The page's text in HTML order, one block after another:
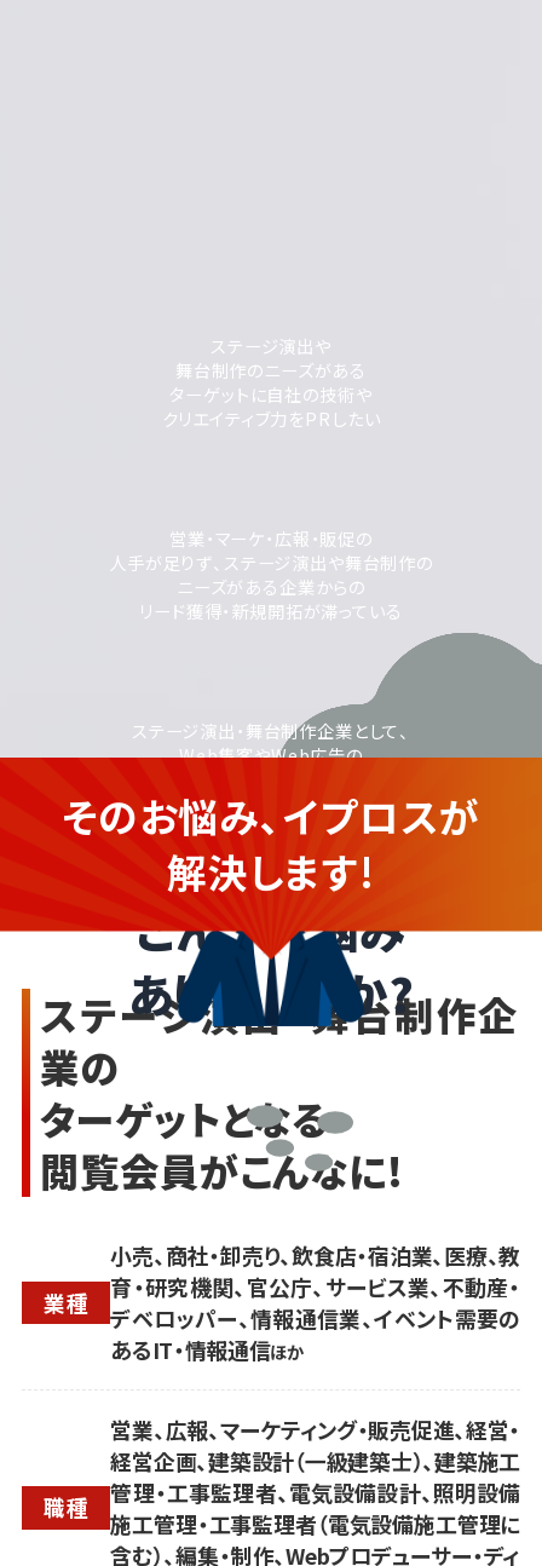
ステージ演出・舞台制作の企業さ
ま
こんなお悩み
ありませんか?
ステージ演出や
舞台制作のニーズがある
ターゲットに自社の技術や
クリエイティブ力をPRしたい
営業・マーケ・広報・販促の
人手が足りず、ステージ演出や舞台制作の
ニーズがある企業からの
リード獲得・新規開拓が滞っている
ステージ演出・舞台制作企業として、
Web集客やWeb広告の
運用に不安がある
そのお悩み、イプロスが
解決します!
ステージ演出・舞台制作企
業の
ターゲットとなる
閲覧会員がこんなに!
業種
小売、商社・卸売り、飲食店・宿泊業、医療、教
育・研究機関、官公庁、サービス業、不動産・
デベロッパー、情報通信業、イベント需要の
あるIT・情報通信ほか
職種
営業、広報、マーケティング・販売促進、経営・
経営企画、建築設計（一級建築士）、建築施工
管理・工事監理者、電気設備設計、照明設備
施工管理・工事監理者（電気設備施工管理に
含む）、編集・制作、Webプロデューサー・ディ